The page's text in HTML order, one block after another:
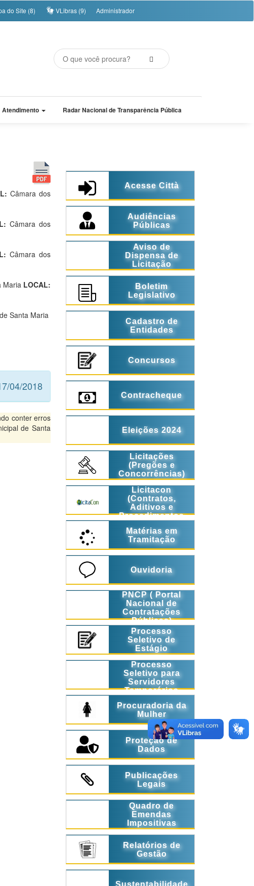
do Site (8) VLibras (9) Administrador
Atendimento Radar Nacional de Transparência Pública
Câmara dos
Câmara dos
Câmara dos
Maria LOCAL:
Santa Maria
04/2018
conter erros
de Santa
Acesse Città
Audiências
Públicas
Aviso de
Dispensa de
Licitação
Boletim
Legislativo
Cadastro de
Entidades
Concursos
Contracheque
Eleições 2024
Licitações
(Pregões e
Concorrências)
Licitacon
(Contratos,
Aditivos e
Procedimentos
Matérias em
Tramitação
Ouvidoria
PNCP ( Portal
Nacional de
Contratações
Públicas)
Processo
Seletivo de
Estágio
Processo
Seletivo para
Servidores
Temporários
Procuradoria da
Mulher
Proteção de
Dados
Publicações
Legais
Quadro de
Emendas
Impositivas
Relatórios de
Gestão